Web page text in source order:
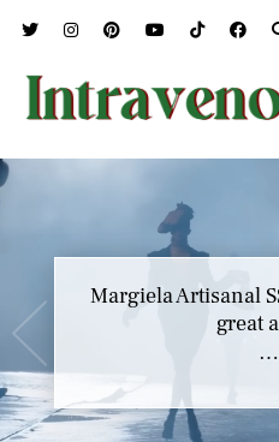
Margiela Artisanal
great
…